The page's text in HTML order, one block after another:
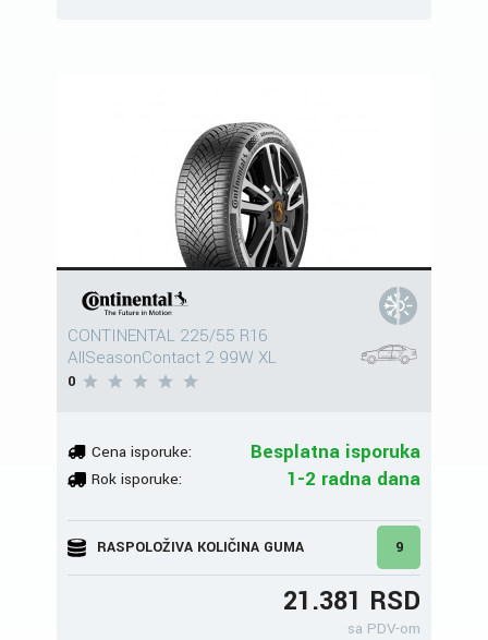
CONTINENTAL 225/55 R16
AllSeasonContact 2 99W XL
0
Cena isporuke: Besplatna isporuka
Rok isporuke: 1-2 radna dana
RASPOLOŽIVA KOLIČINA GUMA 9
21.381 RSD
sa PDV-om